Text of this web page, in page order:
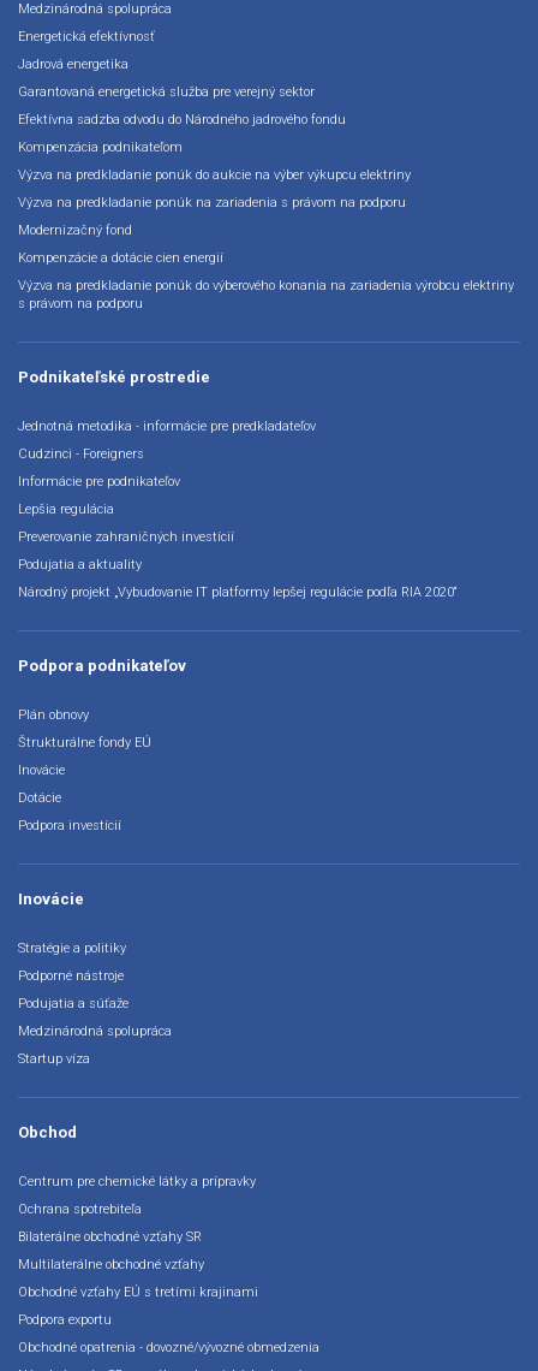
Medzinárodná spolupráca
Energetická efektívnosť
Jadrová energetika
Garantovaná energetická služba pre verejný sektor
Efektívna sadzba odvodu do Národného jadrového fondu
Kompenzácia podnikateľom
Výzva na predkladanie ponúk do aukcie na výber výkupcu elektriny
Výzva na predkladanie ponúk na zariadenia s právom na podporu
Modernizačný fond
Kompenzácie a dotácie cien energií
Výzva na predkladanie ponúk do výberového konania na zariadenia výrobcu elektriny
s právom na podporu
Podnikateľské prostredie
Jednotná metodika - informácie pre predkladateľov
Cudzinci - Foreigners
Informácie pre podnikateľov
Lepšia regulácia
Preverovanie zahraničných investícií
Podujatia a aktuality
Národný projekt „Vybudovanie IT platformy lepšej regulácie podľa RIA 2020“
Podpora podnikateľov
Plán obnovy
Štrukturálne fondy EÚ
Inovácie
Dotácie
Podpora investícií
Inovácie
Stratégie a politiky
Podporné nástroje
Podujatia a súťaže
Medzinárodná spolupráca
Startup víza
Obchod
Centrum pre chemické látky a prípravky
Ochrana spotrebiteľa
Bilaterálne obchodné vzťahy SR
Multilaterálne obchodné vzťahy
Obchodné vzťahy EÚ s tretími krajinami
Podpora exportu
Obchodné opatrenia - dovozné/vývozné obmedzenia